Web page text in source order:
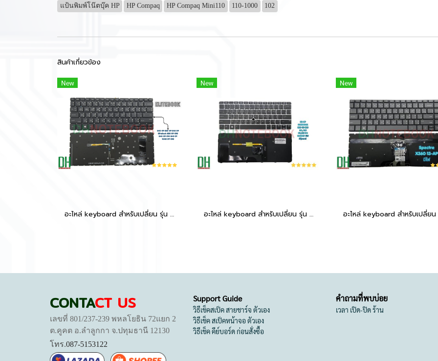
แป้นพิมพ์โน๊ตบุ๊ค HP HP Compaq HP Compaq Mini110 110-1000 102
สินค้าเกี่ยวข้อง
New
อะไหล่ keyboard สำหรับเปลี่ยน รุ่น EliteBook 840 G9 830 G9 845 G9 EliteBook 830 G9 G10 840 G9 G10 845 G9 1040 G9 G10 มีไฟ
New
อะไหล่ keyboard สำหรับเปลี่ยน รุ่น ELITEBOOK 820 G3 820 G4, 725 G3,725 G4 BACKLIT มีไฟ มีปุ่มเมาส์
New
CONTACT US
เลขที่ 801/237-239 พหลโยธิน 72แยก 2
ต.คูคต อ.ลำลูกกา จ.ปทุมธานี 12130
โทร.087-5153122
Support Guide
วิธีเช็คสเป็ค สายชาร์จ ตัวเอง
วิธีเช็ค สเป็คหน้าจอ ตัวเอง
วิธีเช็ค คีย์บอร์ด ก่อนสั่งซื้อ
คำถามที่พบบ่อย
เวลา เปิด-ปิด ร้าน